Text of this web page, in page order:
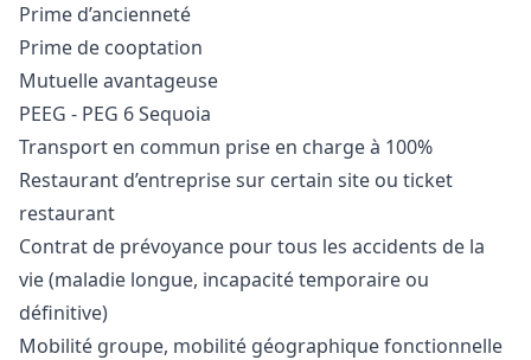
Prime d’ancienneté
Prime de cooptation
Mutuelle avantageuse
PEEG - PEG 6 Sequoia
Transport en commun prise en charge à 100%
Restaurant d’entreprise sur certain site ou ticket
restaurant
Contrat de prévoyance pour tous les accidents de la
vie (maladie longue, incapacité temporaire ou
définitive)
Mobilité groupe, mobilité géographique fonctionnelle